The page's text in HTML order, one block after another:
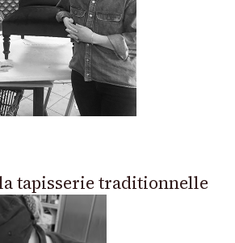
tapisserie traditionnelle